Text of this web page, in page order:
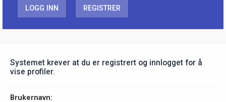
LOGG INN REGISTRER
Systemet krever at du er registrert og innlogget for å
vise profiler.
Brukernavn: